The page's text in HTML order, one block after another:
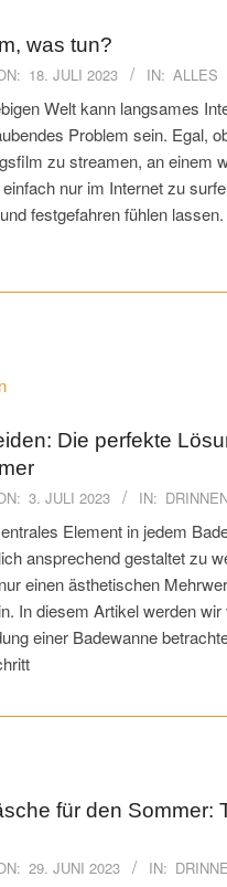
was tun?
18. JULI 2023 IN: ALLES
Welt kann langsames
Problem sein. Egal,
zu streamen, an einem
nur im Internet zu
festgefahren fühlen
Die perfekte
3. JULI 2023 IN:
Element in jedem
ansprechend gestaltet zu
einen ästhetischen
In diesem Artikel werden
einer Badewanne
für den Sommer:
29. JUNI 2023 IN: